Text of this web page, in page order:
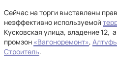
Сейчас на торги выставлены
неэффективно используемой
Кусковская улица, владение 12,
промзон «Вагоноремонт»,
Строитель.